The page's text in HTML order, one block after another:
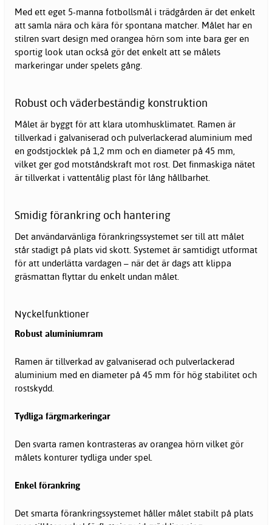
Med ett eget 5-manna fotbollsmåli trädgården är det enkelt
att samla nära och kära för spontana matcher. Målet har en
stilren svart design med orangea hörn som inte bara ger en
sportig look utan också gör det enkelt att se målets
markeringar under spelets gång.
Robust och väderbeständig konstruktion
Målet är byggt för att klara utomhusklimatet. Ramen är
tillverkad i galvaniserad och pulverlackerad aluminium med
en godstjocklek på 1,2 mm och en diameter på 45 mm,
vilket ger god motståndskraft mot rost. Det finmaskiga nätet
är tillverkat i vattentålig plast för lång hållbarhet.
Smidig förankring och hantering
Det användarvänliga förankringssystemet ser till att målet
står stadigt på plats vid skott. Systemet är samtidigt utformat
för att underlätta vardagen – när det är dags att klippa
gräsmattan flyttar du enkelt undan målet.
Nyckelfunktioner
Robust aluminiumram
Ramen är tillverkad av galvaniserad och pulverlackerad
aluminium med en diameter på 45 mm för hög stabilitet och
rostskydd.
Tydliga färgmarkeringar
Den svarta ramen kontrasteras av orangea hörn vilket gör
målets konturer tydliga under spel.
Enkel förankring
Det smarta förankringssystemet håller målet stabilt på plats